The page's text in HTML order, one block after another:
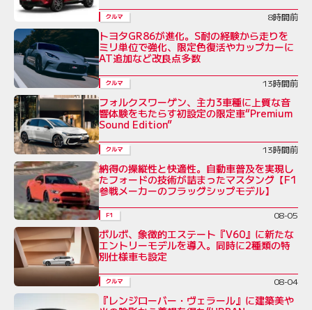
クルマ 8時間前
トヨタGR86が進化。S耐の経験から走りを
ミリ単位で強化、限定色復活やカップカーに
AT追加など改良点多数
クルマ 13時間前
フォルクスワーゲン、主力3車種に上質な音
響体験をもたらす初設定の限定車“Premium
Sound Edition”
クルマ 13時間前
納得の操縦性と快適性。自動車普及を実現し
たフォードの技術が詰まったマスタング【F1
参戦メーカーのフラッグシップモデル】
F1 08-05
ボルボ、象徴的エステート『V60』に新たな
エントリーモデルを導入。同時に2種類の特
別仕様車も設定
クルマ 08-04
『レンジローバー・ヴェラール』に建築美や